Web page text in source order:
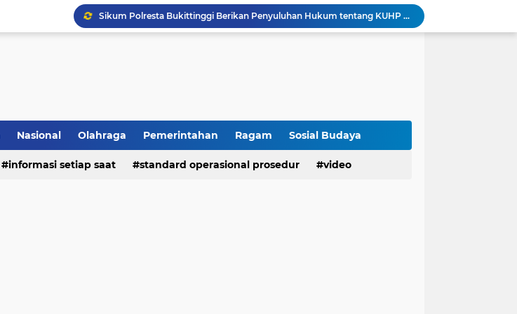
Wakapolsek Baso Jadi Narasumber Penyuluhan Bahaya Penyalahgunaan Narkoba di SMPN 1 Baso
Kasat Binmas Polresta Bukittinggi Berikan Penyuluhan Dampak Game Online dan Judi Online kepada Siswa Baru SMAN 1 Bukittinggi
Cegah Penyalahgunaan Narkoba, Polresta Bukittinggi Gelar Penyuluhan di Nagari Pakan Sinayan
Nasional Olahraga Pemerintahan Ragam Sosial Budaya
informasi setiap saat standard operasional prosedur video